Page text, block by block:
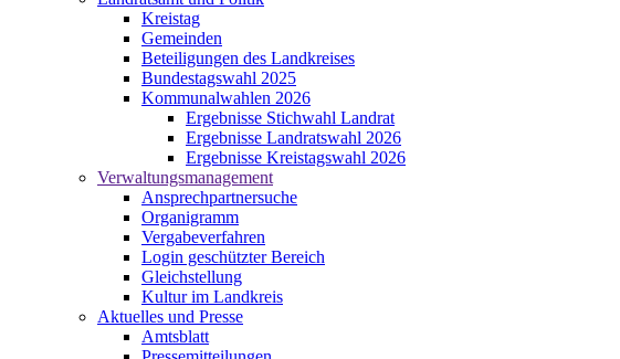
Kreistag
Gemeinden
Beteiligungen des Landkreises
Bundestagswahl 2025
Kommunalwahlen 2026
Ergebnisse Stichwahl Landrat
Ergebnisse Landratswahl 2026
Ergebnisse Kreistagswahl 2026
Verwaltungsmanagement
Ansprechpartnersuche
Organigramm
Vergabeverfahren
Login geschützter Bereich
Gleichstellung
Kultur im Landkreis
Aktuelles und Presse
Amtsblatt